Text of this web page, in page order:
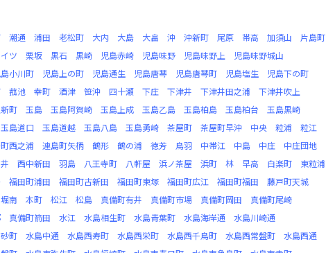
潮通 浦田 老松町 大内 大島 大畠 沖 沖新町 尾原 帯高 加須山
片島町
ツ 栗坂 黒石 黒崎 児島赤崎 児島味野 児島味野上
児島味野城山
小川町 児島上の町 児島通生 児島唐琴 児島唐琴町 児島塩生
児島下の町
菰池 幸町 酒津 笹沖 四十瀬 下庄 下津井 下津井田之浦
下津井吹上
町 玉島 玉島阿賀崎 玉島上成 玉島乙島 玉島柏島 玉島柏台
玉島黒崎
玉島道口 玉島道越 玉島八島 玉島勇崎 茶屋町 茶屋町早沖 中央 粒浦
粒江
西之浦 連島町矢柄 鶴形 鶴の浦 徳芳 鳥羽 中帯江 中島 中庄
中庄団地
西中新田 羽島 八王寺町 八軒屋 浜ノ茶屋 浜町 林 早高 白楽町
東粒浦
福田町浦田 福田町古新田 福田町東塚 福田町広江 福田町福田
藤戸町天城
堀南 本町 松江 松島 真備町有井 真備町市場 真備町岡田
真備町尾崎
真備町箭田 水江 水島相生町 水島青葉町 水島海岸通
水島川崎通
町 水島中通 水島西寿町 水島西栄町 水島西千鳥町 水島西常盤町
水島西通